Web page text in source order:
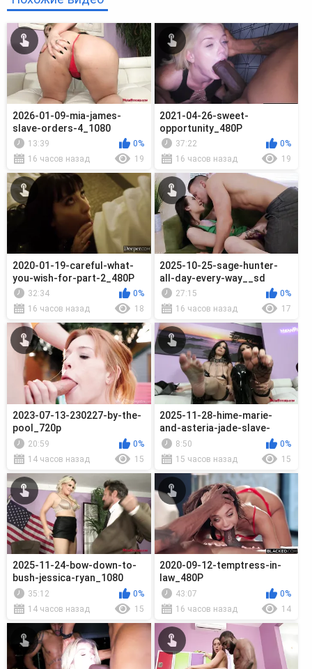
2026-01-09-mia-james-
slave-orders-4_1080
13:39
0%
16 часов назад
19
2021-04-26-sweet-
opportunity_480P
37:22
0%
16 часов назад
19
2020-01-19-careful-what-
you-wish-for-part-2_480P
32:34
0%
16 часов назад
18
2025-10-25-sage-hunter-
all-day-every-way__sd
27:15
0%
16 часов назад
17
2023-07-13-230227-by-the-
pool_720p
20:59
0%
14 часов назад
15
2025-11-28-hime-marie-
and-asteria-jade-slave-
orders_1080
8:50
0%
15 часов назад
15
2025-11-24-bow-down-to-
bush-jessica-ryan_1080
35:12
0%
14 часов назад
15
2020-09-12-temptress-in-
law_480P
43:07
0%
16 часов назад
14